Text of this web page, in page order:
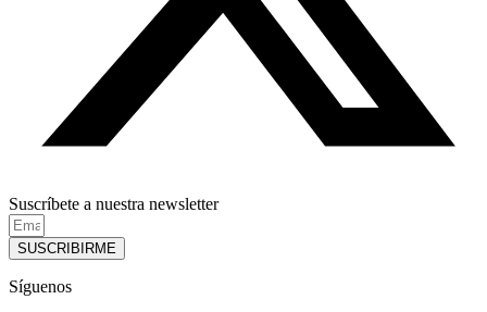
Suscríbete a nuestra newsletter
SUSCRIBIRME
Síguenos